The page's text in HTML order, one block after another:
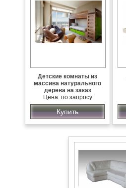
Детские комнаты из
массива натурального
дерева на заказ
Цена: по запросу
Купить